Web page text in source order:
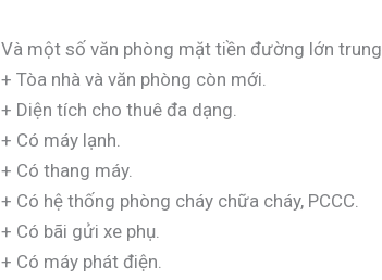
Và một số văn phòng mặt tiền đường lớn
+ Tòa nhà và văn phòng còn mới.
+ Diện tích cho thuê đa dạng.
+ Có máy lạnh.
+ Có thang máy.
+ Có hệ thống phòng cháy chữa cháy, PCCC.
+ Có bãi gửi xe phụ.
+ Có máy phát điện.